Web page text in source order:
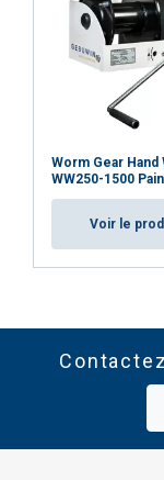
Worm Gear Hand
WW250-1500
Voir le